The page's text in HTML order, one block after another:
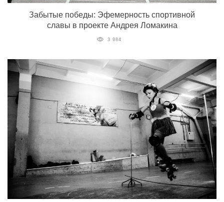
Забытые победы: Эфемерность спортивной
славы в проекте Андрея Ломакина
3 984